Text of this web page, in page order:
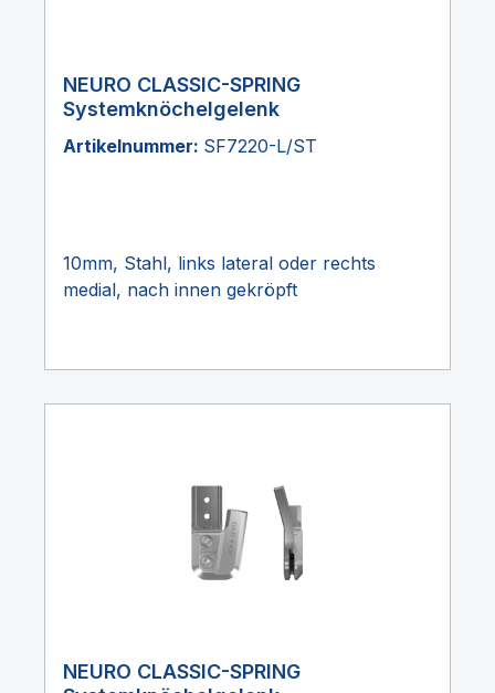
NEURO CLASSIC-SPRING
Systemknöchelgelenk
Artikelnummer: SF7220-L/ST
10mm, Stahl, links lateral oder rechts
medial, nach innen gekröpft
NEURO CLASSIC-SPRING